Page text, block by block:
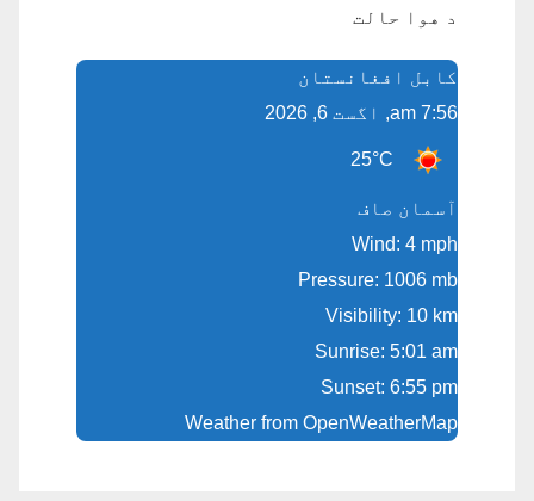
د هوا حالت
کابل افغانستان
7:56 am, اگست 6, 2026
25°C
آسمان صاف
Wind: 4 mph
Pressure: 1006 mb
Visibility: 10 km
Sunrise: 5:01 am
Sunset: 6:55 pm
Weather from OpenWeatherMap